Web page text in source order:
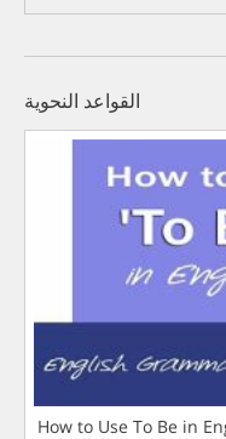
القواعد النحوية
How to Use To Be in